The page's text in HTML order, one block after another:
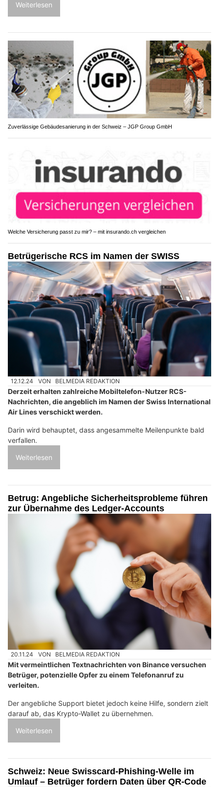
Weiterlesen
Zuverlässige Gebäudesanierung in der Schweiz – JGP Group GmbH
Welche Versicherung passt zu mir? – mit insurando.ch vergleichen
Betrügerische RCS im Namen der SWISS
12.12.24 VON BELMEDIA REDAKTION
Derzeit erhalten zahlreiche Mobiltelefon-Nutzer RCS-
Nachrichten, die angeblich im Namen der Swiss International
Air Lines verschickt werden.
Darin wird behauptet, dass angesammelte Meilenpunkte bald
verfallen.
Weiterlesen
Betrug: Angebliche Sicherheitsprobleme führen
zur Übernahme des Ledger-Accounts
20.11.24 VON BELMEDIA REDAKTION
Mit vermeintlichen Textnachrichten von Binance versuchen
Betrüger, potenzielle Opfer zu einem Telefonanruf zu
verleiten.
Der angebliche Support bietet jedoch keine Hilfe, sondern zielt
darauf ab, das Krypto-Wallet zu übernehmen.
Weiterlesen
Schweiz: Neue Swisscard-Phishing-Welle im
Umlauf – Betrüger fordern Daten über QR-Code